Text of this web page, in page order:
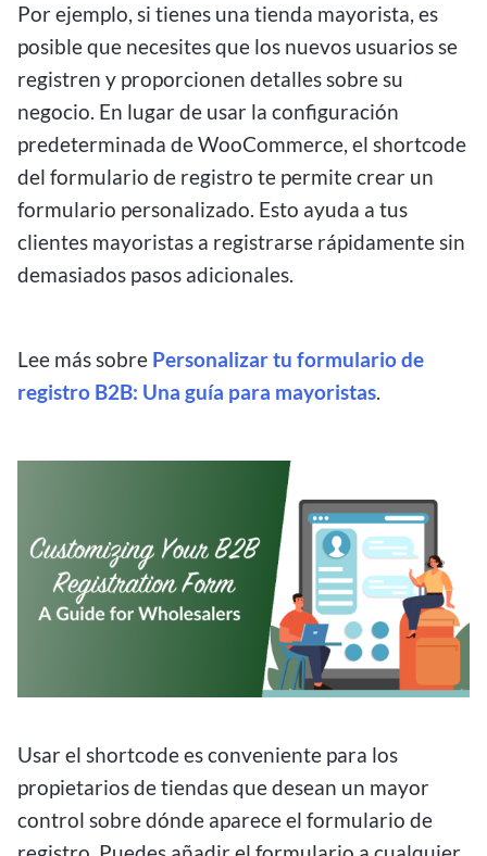
Por ejemplo, si tienes una tienda mayorista, es
posible que necesites que los nuevos usuarios se
registren y proporcionen detalles sobre su
negocio. En lugar de usar la configuración
predeterminada de WooCommerce, el shortcode
del formulario de registro te permite crear un
formulario personalizado. Esto ayuda a tus
clientes mayoristas a registrarse rápidamente sin
demasiados pasos adicionales.
Lee más sobre Personalizar tu formulario de
registro B2B: Una guía para mayoristas.
Usar el shortcode es conveniente para los
propietarios de tiendas que desean un mayor
control sobre dónde aparece el formulario de